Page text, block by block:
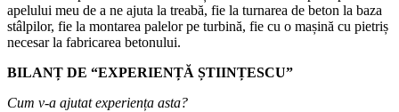
apelului meu de a ne ajuta la treabă, fie la turnarea de beton la baza
stâlpilor, fie la montarea palelor pe turbină, fie cu o mașină cu pietriș
necesar la fabricarea betonului.
BILANȚ DE “EXPERIENȚĂ ȘTIINȚESCU”
Cum v-a ajutat experiența asta?